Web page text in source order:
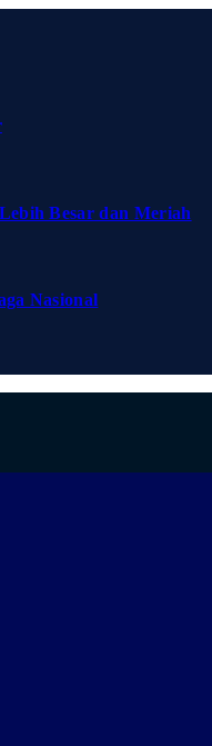
Besar dan Meriah
Nasional